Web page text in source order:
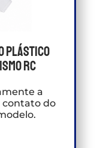
Plástico
RC
a
contato do